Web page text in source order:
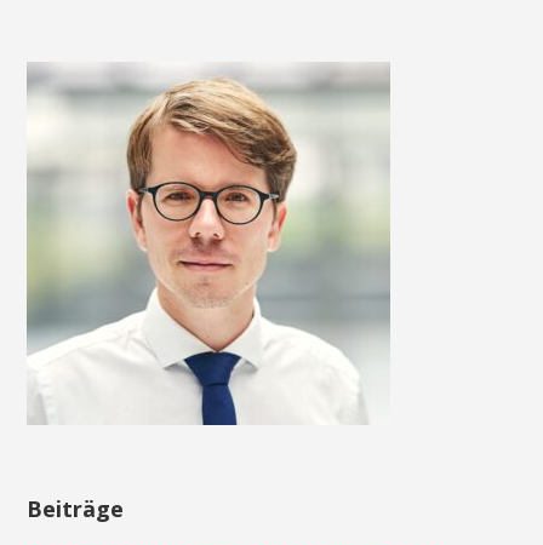
Beiträge